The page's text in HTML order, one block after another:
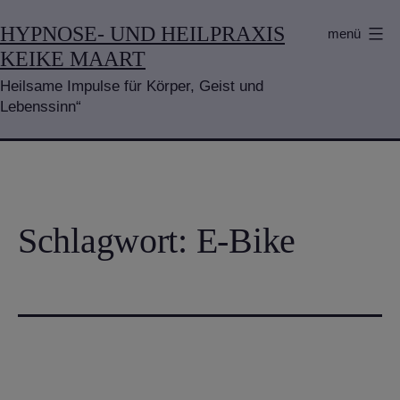
Inhalt
springen
HYPNOSE- UND HEILPRAXIS
KEIKE MAART
Heilsame Impulse für Körper, Geist und
Lebenssinn“
menü
Schlagwort: E-Bike